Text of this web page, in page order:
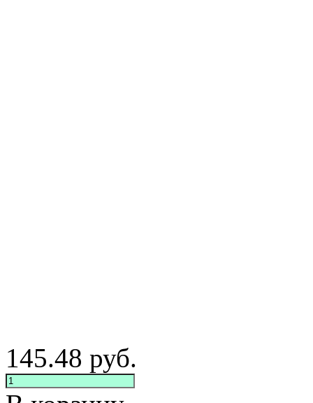
145.48 руб.